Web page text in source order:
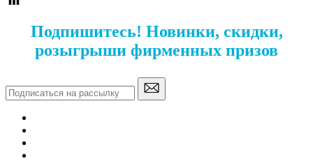
Подпишитесь! Новинки, скидки,
розыгрыши фирменных призов